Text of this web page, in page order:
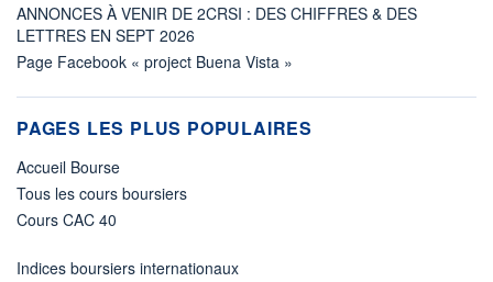
ANNONCES À VENIR DE 2CRSI : DES CHIFFRES & DES
LETTRES EN SEPT 2026
Page Facebook « project Buena Vista »
PAGES LES PLUS POPULAIRES
Accueil Bourse
Tous les cours boursiers
Cours CAC 40
Indices boursiers internationaux